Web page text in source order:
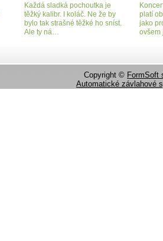
Každá sladká pochoutka je
těžký kalibr. I koláč. Ne že by
bylo tak strašné těžké ho sníst.
Ale ty ná…
platí
jako
Copyright © FormSoft
Automatické závlahové